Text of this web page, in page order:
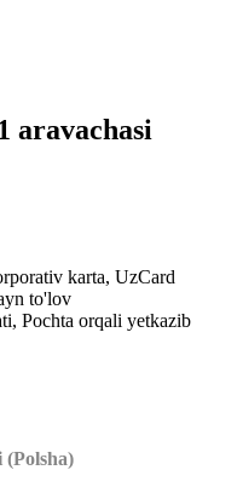
aravachasi
karta, UzCard
to'lov
Pochta orqali yetkazib
(Polsha)